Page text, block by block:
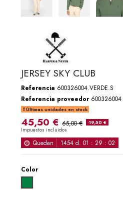
JERSEY SKY CLUB
Referencia 600326004.VERDE.S
Referencia proveedor 600326004
Últimas unidades en stock
45,50 € 65,00 € -19,50 €
Impuestos incluidos
Quedan 1454 d. 01 :29 :01
Color